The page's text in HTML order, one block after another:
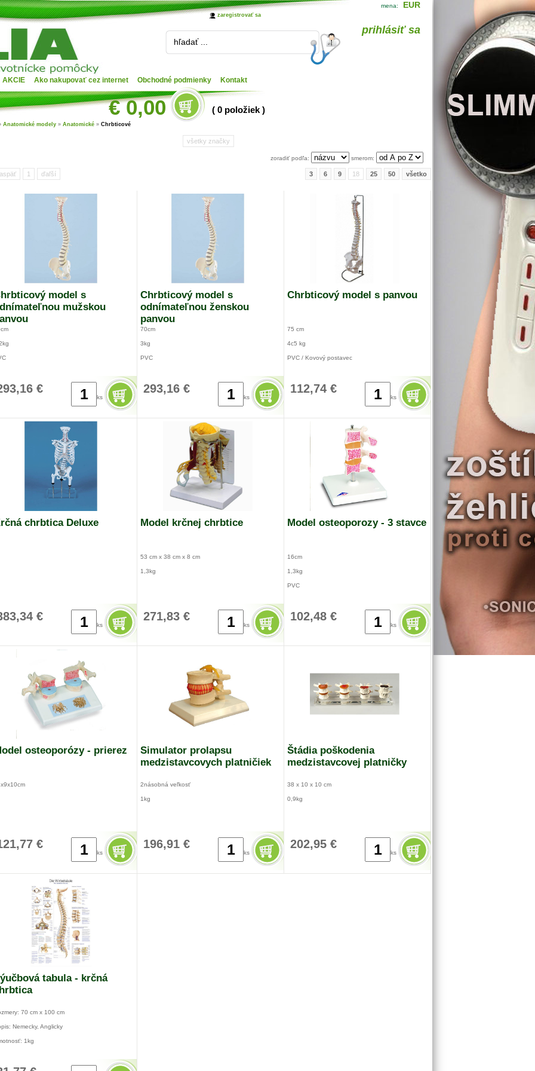
zaregistrovať sa
mena: EUR
prihlásiť sa
AKCIE Ako nakupovať cez internet Obchodné podmienky Kontakt
€ 0,00 ( 0 položiek )
hľadať ...
Anatomické modely » Anatomické » Chrbticové
všetky značky
zoradiť podľa: smerom:
1 ďaľší 3 6 9 18 25 50 všetko
model s
mužskou
€
ks
Chrbticový model s
odnímateľnou ženskou
panvou
70cm
3kg
PVC
293,16 €
ks
Chrbticový model s panvou
75 cm
4c5 kg
PVC / Kovový postavec
112,74 €
ks
chrbtica Deluxe
€
ks
Model krčnej chrbtice
53 cm x 38 cm x 8 cm
1,3kg
271,83 €
ks
Model osteoporozy - 3 stavce
16cm
1,3kg
PVC
102,48 €
ks
osteoporózy - prierez
€
ks
Simulator prolapsu
medzistavcovych platničiek
2násobná veľkosť
1kg
196,91 €
ks
Štádia poškodenia
medzistavcovej platničky
38 x 10 x 10 cm
0,9kg
202,95 €
ks
tabula - krčná
70 cm x 100 cm
Nemecky, Anglicky
1kg